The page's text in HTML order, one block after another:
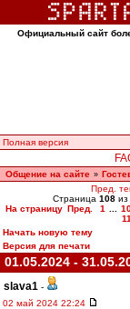
Официальный сайт
Полная версия
Общение на сайте »
Пред.
Страница 108из
На страницу Пред. 1
Начать новую тему
Версия для печати
01.05.2024 -
slava1 -
02 май 2024 22:24